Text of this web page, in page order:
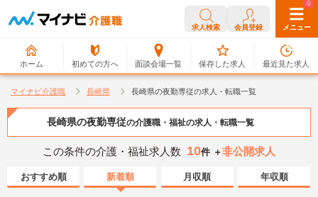
求人検索 会員登録 メニュー
ホーム 初めての方へ 面談会場一覧
0
保存した求人
0
最近見た求人
マイナビ介護職 長崎県 長崎県の夜勤専従の求人・転職一覧
長崎県の夜勤専従の介護職・福祉の求人・転職一覧
この条件の介護・福祉求人数 10件 ＋非公開求人
おすすめ順 新着順 月収順 年収順